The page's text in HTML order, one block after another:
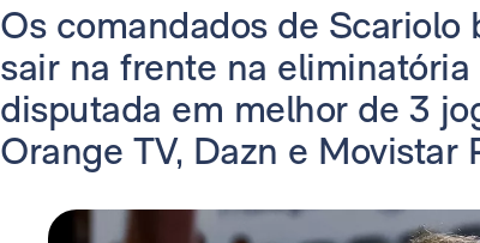
Os comandados de Scariolo
sair na frente na
disputada em melhor de 3
Orange TV, Dazn e Movistar